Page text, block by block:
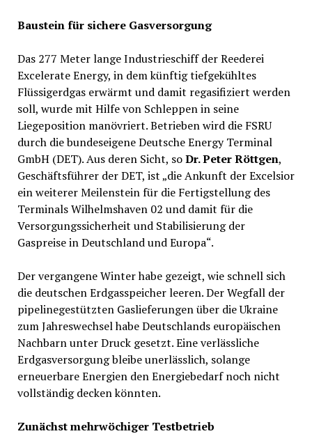
Baustein für sichere Gasversorgung
Das 277 Meter lange Industrieschiff der Reederei
Excelerate Energy, in dem künftig tiefgekühltes
Flüssigerdgas erwärmt und damit regasifiziert werden
soll, wurde mit Hilfe von Schleppen in seine
Liegeposition manövriert. Betrieben wird die FSRU
durch die bundeseigene Deutsche Energy Terminal
GmbH (DET). Aus deren Sicht, soDr. Peter Röttgen,
Geschäftsführer der DET, ist „die Ankunft der Excelsior
ein weiterer Meilenstein für die Fertigstellung des
Terminals Wilhelmshaven 02 und damit für die
Versorgungssicherheit und Stabilisierung der
Gaspreise in Deutschland und Europa“.
Der vergangene Winter habe gezeigt, wie schnell sich
die deutschen Erdgasspeicher leeren. Der Wegfall der
pipelinegestützten Gaslieferungen über die Ukraine
zum Jahreswechsel habe Deutschlands europäischen
Nachbarn unter Druck gesetzt. Eine verlässliche
Erdgasversorgung bleibe unerlässlich, solange
erneuerbare Energien den Energiebedarf noch nicht
vollständig decken könnten.
Zunächst mehrwöchiger Testbetrieb